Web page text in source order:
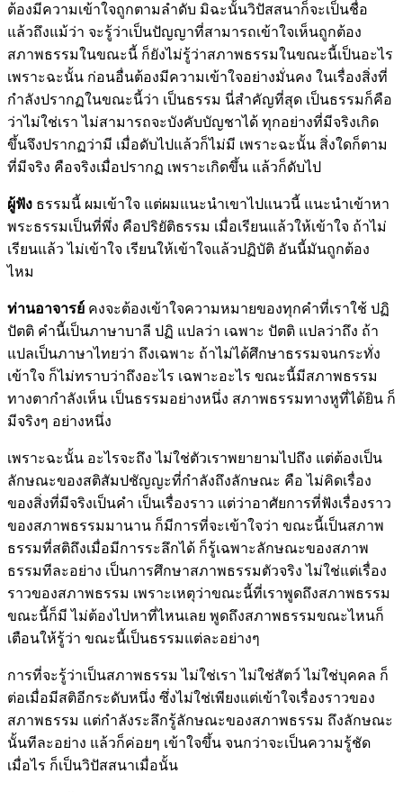
ต้องมีความเข้าใจถูกตามลำดับ มิฉะนั้นวิปัสสนาก็จะเป็นชื่อ
แล้วถึงแม้ว่า จะรู้ว่าเป็นปัญญาที่สามารถเข้าใจเห็นถูกต้อง
สภาพธรรมในขณะนี้ ก็ยังไม่รู้ว่าสภาพธรรมในขณะนี้เป็นอะไร
เพราะฉะนั้น ก่อนอื่นต้องมีความเข้าใจอย่างมั่นคง ในเรื่องสิ่งที่
กำลังปรากฏในขณะนี้ว่า เป็นธรรม นี่สำคัญที่สุด เป็นธรรมก็คือ
ว่าไม่ใช่เรา ไม่สามารถจะบังคับบัญชาได้ ทุกอย่างที่มีจริงเกิด
ขึ้นจึงปรากฏว่ามี เมื่อดับไปแล้วก็ไม่มี เพราะฉะนั้น สิ่งใดก็ตาม
ที่มีจริง คือจริงเมื่อปรากฏ เพราะเกิดขึ้น แล้วก็ดับไป
ผู้ฟัง ธรรมนี้ ผมเข้าใจ แต่ผมแนะนำเขาไปแนวนี้ แนะนำเข้าหา
พระธรรมเป็นที่พึ่ง คือปริยัติธรรม เมื่อเรียนแล้วให้เข้าใจ ถ้าไม่
เรียนแล้ว ไม่เข้าใจ เรียนให้เข้าใจแล้วปฏิบัติ อันนี้มันถูกต้อง
ไหม
ท่านอาจารย์ คงจะต้องเข้าใจความหมายของทุกคำที่เราใช้ ปฏิ
ปัตติ คำนี้เป็นภาษาบาลี ปฏิ แปลว่า เฉพาะ ปัตติ แปลว่าถึง ถ้า
แปลเป็นภาษาไทยว่า ถึงเฉพาะ ถ้าไม่ได้ศึกษาธรรมจนกระทั่ง
เข้าใจ ก็ไม่ทราบว่าถึงอะไร เฉพาะอะไร ขณะนี้มีสภาพธรรม
ทางตากำลังเห็น เป็นธรรมอย่างหนึ่ง สภาพธรรมทางหูที่ได้ยิน ก็
มีจริงๆ อย่างหนึ่ง
เพราะฉะนั้น อะไรจะถึง ไม่ใช่ตัวเราพยายามไปถึง แต่ต้องเป็น
ลักษณะของสติสัมปชัญญะที่กำลังถึงลักษณะ คือ ไม่คิดเรื่อง
ของสิ่งที่มีจริงเป็นคำ เป็นเรื่องราว แต่ว่าอาศัยการที่ฟังเรื่องราว
ของสภาพธรรมมานาน ก็มีการที่จะเข้าใจว่า ขณะนี้เป็นสภาพ
ธรรมที่สติถึงเมื่อมีการระลึกได้ ก็รู้เฉพาะลักษณะของสภาพ
ธรรมทีละอย่าง เป็นการศึกษาสภาพธรรมตัวจริง ไม่ใช่แต่เรื่อง
ราวของสภาพธรรม เพราะเหตุว่าขณะนี้ที่เราพูดถึงสภาพธรรม
ขณะนี้ก็มี ไม่ต้องไปหาที่ไหนเลย พูดถึงสภาพธรรมขณะไหนก็
เตือนให้รู้ว่า ขณะนี้เป็นธรรมแต่ละอย่างๆ
การที่จะรู้ว่าเป็นสภาพธรรม ไม่ใช่เรา ไม่ใช่สัตว์ ไม่ใช่บุคคล ก็
ต่อเมื่อมีสติอีกระดับหนึ่ง ซึ่งไม่ใช่เพียงแต่เข้าใจเรื่องราวของ
สภาพธรรม แต่กำลังระลึกรู้ลักษณะของสภาพธรรม ถึงลักษณะ
นั้นทีละอย่าง แล้วก็ค่อยๆ เข้าใจขึ้น จนกว่าจะเป็นความรู้ชัด
เมื่อไร ก็เป็นวิปัสสนาเมื่อนั้น